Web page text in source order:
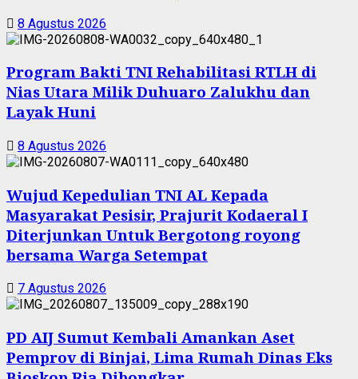
8 Agustus 2026
Program Bakti TNI Rehabilitasi RTLH di
Nias Utara Milik Duhuaro Zalukhu dan
Layak Huni
8 Agustus 2026
Wujud Kepedulian TNI AL Kepada
Masyarakat Pesisir, Prajurit Kodaeral I
Diterjunkan Untuk Bergotong royong
bersama Warga Setempat
7 Agustus 2026
PD AIJ Sumut Kembali Amankan Aset
Pemprov di Binjai, Lima Rumah Dinas Eks